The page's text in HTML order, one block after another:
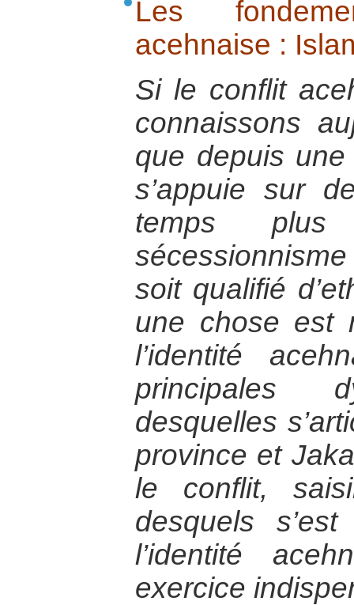
Les
acehnaise :
Si le conflit
connaissons
que depuis une
s’appuie sur
temps
soit qualifié
une chose est
l’identité
principales
desquelles
province et
le conflit,
desquels
l’identité
exercice